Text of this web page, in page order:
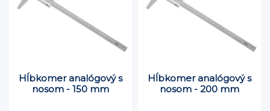
Hĺbkomer analógový s
nosom - 150 mm
Hĺbkomer analógový s
nosom - 200 mm